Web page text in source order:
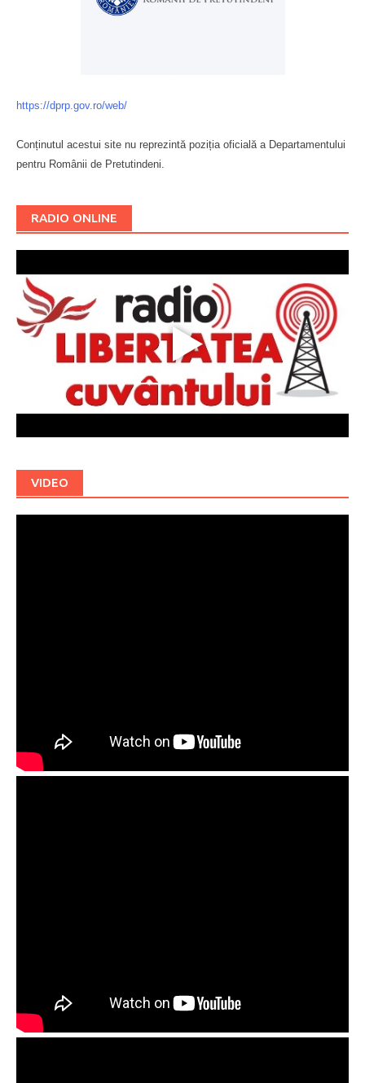
https://dprp.gov.ro/web/
Conținutul acestui site nu reprezintă poziția oficială a Departamentului
pentru Românii de Pretutindeni.
RADIO ONLINE
VIDEO